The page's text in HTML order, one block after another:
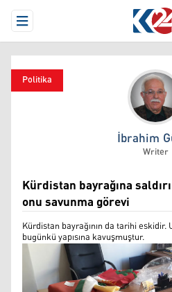
Open Menu
Politika
İbrahim
İbrahim
Writer
Kürdistan bayrağına
onu savunma görevi
Kürdistan bayrağının da tarihi
bugünkü yapısına kavuşmuştur.